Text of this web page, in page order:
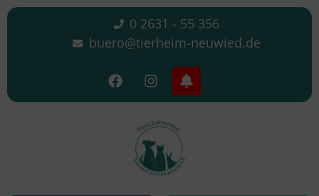
0 2631 - 55 356
buero@tierheim-neuwied.de